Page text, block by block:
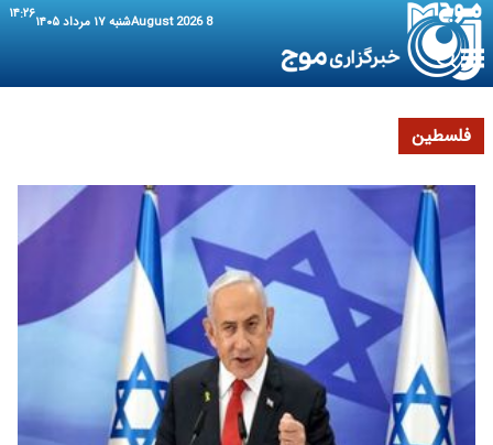
8 August 2026 شنبه ۱۷ مرداد ۱۴۰۵ ۱۴:۲۶
فلسطین